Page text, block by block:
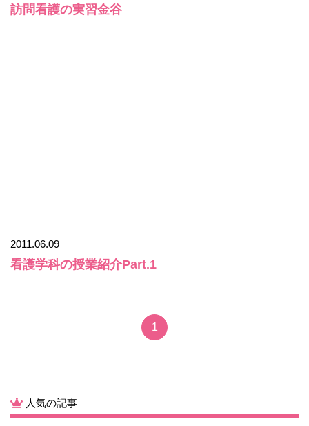
訪問看護の実習金谷
2011.06.09
看護学科の授業紹介Part.1
1
人気の記事